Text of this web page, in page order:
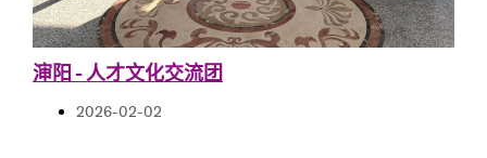
渖阳 - 人才文化交流团
2026-02-02